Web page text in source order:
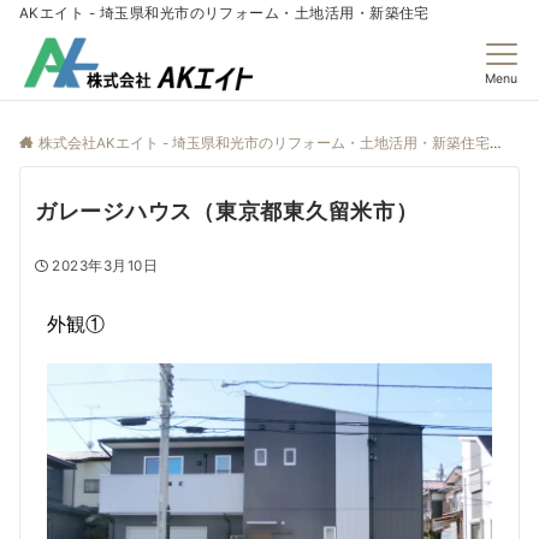
AKエイト - 埼玉県和光市のリフォーム・土地活用・新築住宅
Menu
株式会社AKエイト - 埼玉県和光市のリフォーム・土地活用・新築住宅
ガレージハウス（東京都東久留米市）
2023年3月10日
外観①